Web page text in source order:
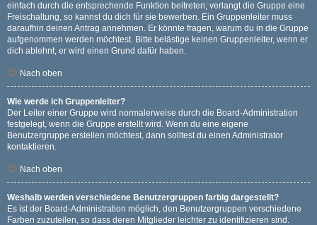
einfach durch die entsprechende Funktion beitreten; verlangt die Gruppe eine
Freischaltung, so kannst du dich für sie bewerben. Ein Gruppenleiter muss
daraufhin deinen Antrag annehmen. Er könnte fragen, warum du in die Gruppe
aufgenommen werden möchtest. Bitte belästige keinen Gruppenleiter, wenn er
dich ablehnt, er wird einen Grund dafür haben.
Nach oben
Wie werde ich Gruppenleiter?
Der Leiter einer Gruppe wird normalerweise durch die Board-Administration
festgelegt, wenn die Gruppe erstellt wird. Wenn du eine eigene
Benutzergruppe erstellen möchtest, dann solltest du einen Administrator
kontaktieren.
Nach oben
Weshalb werden verschiedene Benutzergruppen farbig dargestellt?
Es ist der Board-Administration möglich, den Benutzergruppen verschiedene
Farben zuzuteilen, so dass deren Mitglieder leichter zu identifizieren sind.